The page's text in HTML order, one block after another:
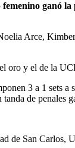
femenino ganó la
Arce,
oro y el de la
3 a 1 sets a
de penales
de San Carlos,